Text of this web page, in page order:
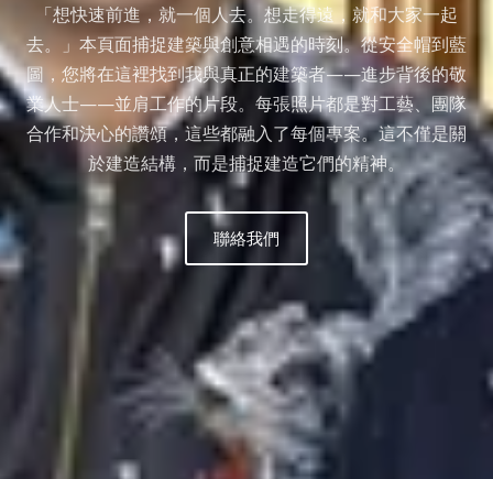
「想快速前進，就一個人去。想走得遠，就和大家一起
去。」本頁面捕捉建築與創意相遇的時刻。從安全帽到藍
圖，您將在這裡找到我與真正的建築者——進步背後的敬
業人士——並肩工作的片段。每張照片都是對工藝、團隊
合作和決心的讚頌，這些都融入了每個專案。這不僅是關
於建造結構，而是捕捉建造它們的精神。
聯絡我們